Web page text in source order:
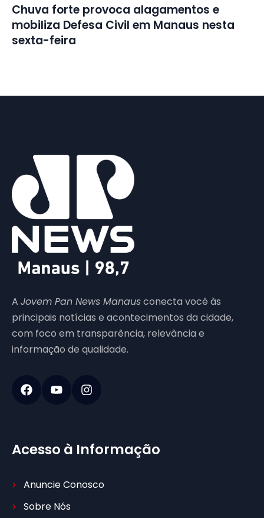
Chuva forte provoca alagamentos e
mobiliza Defesa Civil em Manaus nesta
sexta-feira
A Jovem Pan News Manausconecta você às
principais notícias e acontecimentos da cidade,
com foco em transparência, relevância e
informação de qualidade.
Acesso à Informação
Anuncie Conosco
Sobre Nós